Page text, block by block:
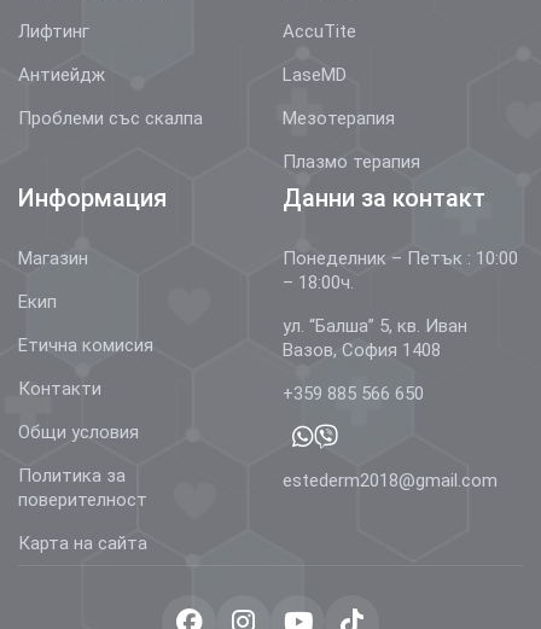
Лифтинг
Антиейдж
Проблеми със скалпа
AccuTite
LaseMD
Мезотерапия
Плазмо терапия
Информация
Магазин
Екип
Етична комисия
Контакти
Общи условия
Политика за
поверителност
Карта на сайта
Данни за контакт
Понеделник – Петък : 10:00
– 18:00ч.
ул. “Балша” 5, кв. Иван
Вазов, София 1408
+359 885 566 650
estederm2018@gmail.com